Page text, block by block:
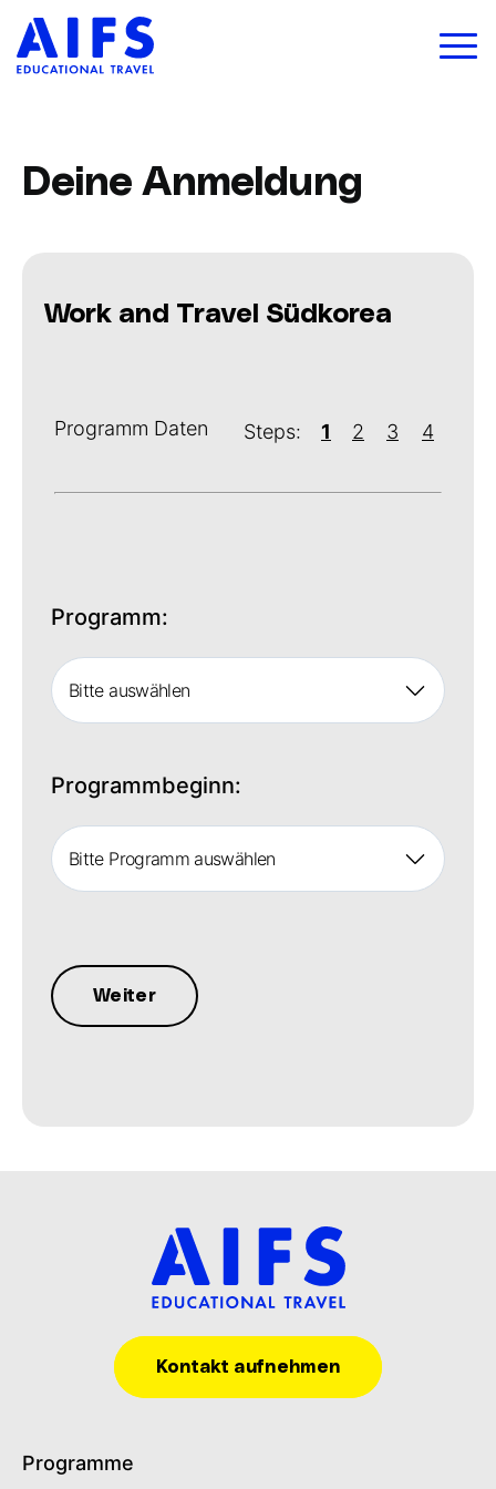
Deine Anmeldung
Work and Travel Südkorea
Programm Daten Steps: 1 2 3 4
Programm:
Bitte auswählen
Programmbeginn:
Bitte Programm auswählen
Kontakt aufnehmen
Programme